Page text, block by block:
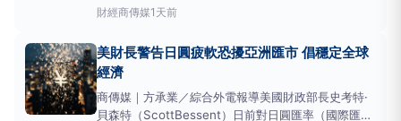
buyingintervention），以阻止日圓兌美元持續貶
值，並表明未來可能採取更多協調行動。這是自2011
當時的目標是抑制日圓升值。
財經商傳媒1天前
美財長警告日圓疲軟恐擾亞洲匯市 倡穩定全球
經濟
商傳媒｜方承業／綜合外電報導美國財政部長史考特·
貝森特（ScottBessent）日前對日圓匯率（國際匯市